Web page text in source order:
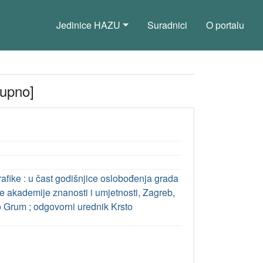
Jedinice HAZU Suradnici O portalu
: u čast godišnjice oslobođenja grada
akademije znanosti i umjetnosti, Zagreb,
; odgovorni urednik Krsto